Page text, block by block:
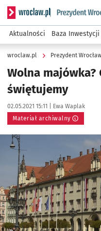
Serwis informacyjny
Aktualności Baza Inwestycji
wroclaw.pl Prezydent
Wolna majówka?
świętujemy
Data publikacji:
02.05.2021 15:11 | Autor:
Ewa Waplak
Materiał archiwalny
Kliknij, aby powiększyć